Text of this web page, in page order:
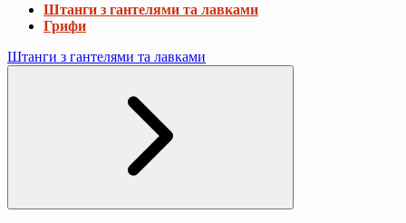
Штанги з гантелями та лавками
Грифи
Штанги з гантелями та лавками